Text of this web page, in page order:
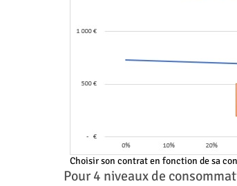
Choisir son contrat en fonction de sa
Pour 4 niveaux de